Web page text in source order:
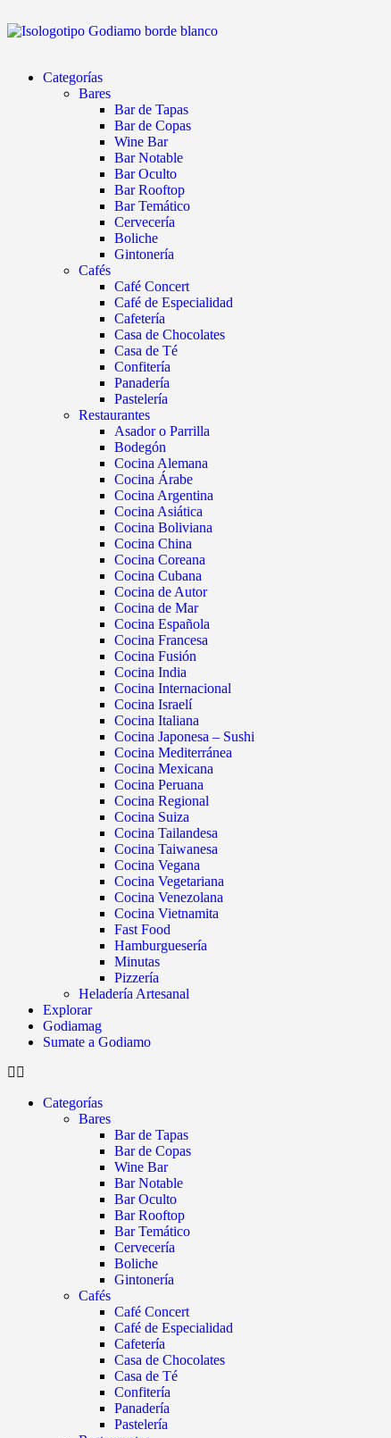
Categorías
Bares
Bar de Tapas
Bar de Copas
Wine Bar
Bar Notable
Bar Oculto
Bar Rooftop
Bar Temático
Cervecería
Boliche
Gintonería
Cafés
Café Concert
Café de Especialidad
Cafetería
Casa de Chocolates
Casa de Té
Confitería
Panadería
Pastelería
Restaurantes
Asador o Parrilla
Bodegón
Cocina Alemana
Cocina Árabe
Cocina Argentina
Cocina Asiática
Cocina Boliviana
Cocina China
Cocina Coreana
Cocina Cubana
Cocina de Autor
Cocina de Mar
Cocina Española
Cocina Francesa
Cocina Fusión
Cocina India
Cocina Internacional
Cocina Israelí
Cocina Italiana
Cocina Japonesa – Sushi
Cocina Mediterránea
Cocina Mexicana
Cocina Peruana
Cocina Regional
Cocina Suiza
Cocina Tailandesa
Cocina Taiwanesa
Cocina Vegana
Cocina Vegetariana
Cocina Venezolana
Cocina Vietnamita
Fast Food
Hamburguesería
Minutas
Pizzería
Heladería Artesanal
Explorar
Godiamag
Sumate a Godiamo
Categorías
Bares
Bar de Tapas
Bar de Copas
Wine Bar
Bar Notable
Bar Oculto
Bar Rooftop
Bar Temático
Cervecería
Boliche
Gintonería
Cafés
Café Concert
Café de Especialidad
Cafetería
Casa de Chocolates
Casa de Té
Confitería
Panadería
Pastelería